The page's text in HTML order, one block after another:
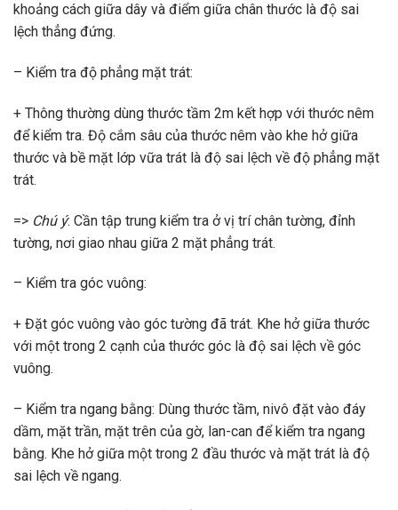
khoảng cách giữa dây và điểm giữa chân thước là độ sai
lệch thẳng đứng.
– Kiểm tra độ phẳng mặt trát:
+ Thông thường dùng thước tầm 2m kết hợp với thước nêm
để kiểm tra. Độ cắm sâu của thước nêm vào khe hở giữa
thước và bề mặt lớp vữa trát là độ sai lệch về độ phẳng mặt
trát.
=> Chú ý: Cần tập trung kiểm tra ở vị trí chân tường, đỉnh
tường, nơi giao nhau giữa 2 mặt phẳng trát.
– Kiểm tra góc vuông:
+ Đặt góc vuông vào góc tường đã trát. Khe hở giữa thước
với một trong 2 cạnh của thước góc là độ sai lệch về góc
vuông.
– Kiểm tra ngang bằng: Dùng thước tầm, nivô đặt vào đáy
dầm, mặt trần, mặt trên của gờ, lan-can để kiểm tra ngang
bằng. Khe hở giữa một trong 2 đầu thước và mặt trát là độ
sai lệch về ngang.